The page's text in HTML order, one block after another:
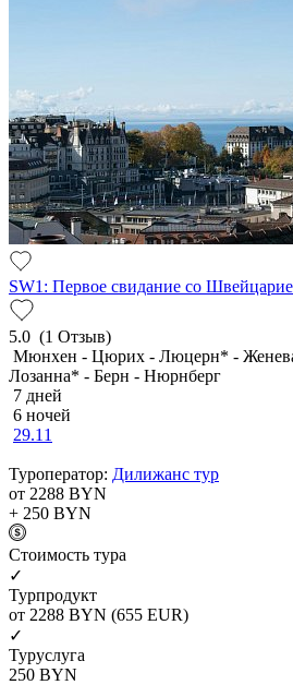
SW1: Первое свидание со
5.0 (1 Отзыв)
Мюнхен - Цюрих - Люцерн* -
Лозанна* - Берн - Нюрнберг
7 дней
6 ночей
29.11
Туроператор: Дилижанс тур
от 2288 BYN
+ 250 BYN
Cтоимость тура
✓
Турпродукт
от 2288 BYN (655 EUR)
✓
Туруслуга
250 BYN